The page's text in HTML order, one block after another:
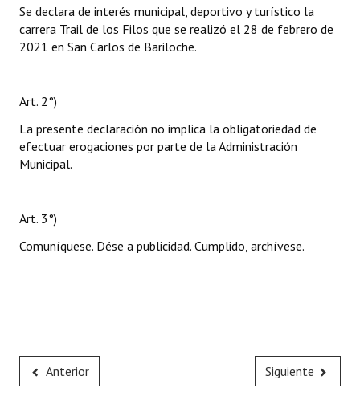
Se declara de interés municipal, deportivo y turístico la
carrera Trail de los Filos que se realizó el 28 de febrero de
2021 en San Carlos de Bariloche.
Art. 2°)
La presente declaración no implica la obligatoriedad de
efectuar erogaciones por parte de la Administración
Municipal.
Art. 3°)
Comuníquese. Dése a publicidad. Cumplido, archívese.
Anterior Siguiente